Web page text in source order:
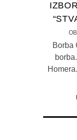
Borba